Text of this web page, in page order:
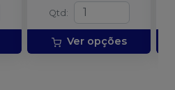
Qtd :
Ver opções